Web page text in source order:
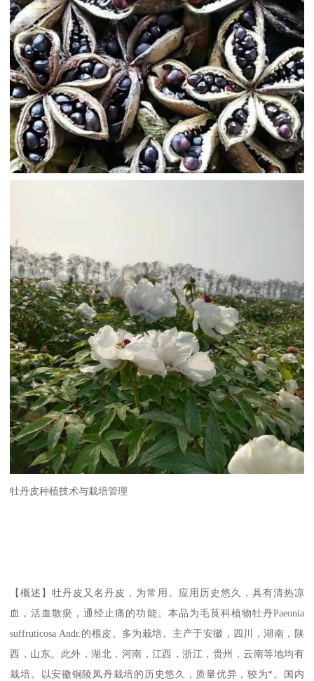
牡丹皮种植技术与栽培管理
【概述】牡丹皮又名丹皮，为常用。应用历史悠久，具有清热凉
血，活血散瘀，通经止痛的功能。本品为毛茛科植物牡丹Paeonia
suffruticosa Andr.的根皮。多为栽培。主产于安徽，四川，湖南，陕
西，山东。此外，湖北，河南，江西，浙江，贵州，云南等地均有
栽培。以安徽铜陵凤丹栽培的历史悠久，质量优异，较为*。国内